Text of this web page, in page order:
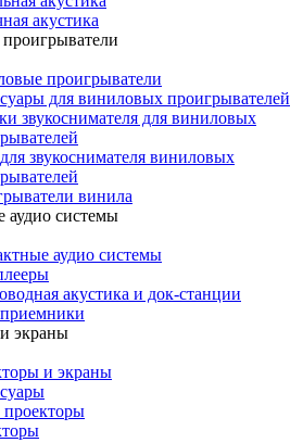
акустика
проигрыватели
для виниловых проигрывателей
звукоснимателя для виниловых
звукоснимателя виниловых
винила
аудио системы
аудио системы
акустика и док-станции
экраны
и экраны